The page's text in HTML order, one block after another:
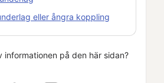
eller ångra koppling
informationen på den här sidan?